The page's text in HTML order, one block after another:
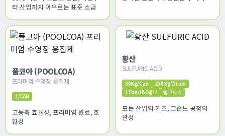
터 산업까지 아우르는 표준 소금
풀코아 (POOLCOA)
프리미엄 수영장 응집제
1/CAN
고농축 효율성, 프리미엄 원료, 호
환성
황산
SULFURIC ACID
30Kg/Can
250Kg/Drum
1Ton/IBC탱크
탱크로리
모든 산업의 기초, 고순도 공정의
완성